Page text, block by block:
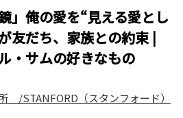
」俺の愛を“見える愛とし
友だち、家族との約束 |
・サムの好きなもの
/STANFORD（スタンフォード）